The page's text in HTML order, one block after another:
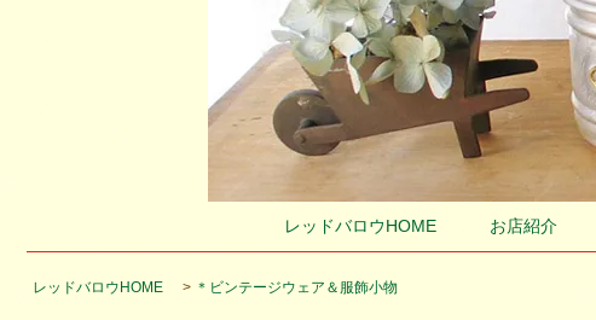
レッドバロウHOME お店紹介
レッドバロウHOME > ＊ビンテージウェア＆服飾小物